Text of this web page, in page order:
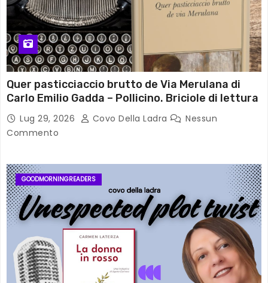
Quer pasticciaccio brutto de Via Merulana di
Carlo Emilio Gadda – Pollicino. Briciole di lettura
Lug 29, 2026 Covo Della Ladra
Nessun
Commento
GOODMORNINGREADERS